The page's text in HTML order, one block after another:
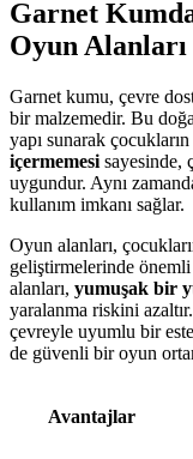
Garnet
Oyun Alanları
Garnet kumu, çevre
bir malzemedir. Bu
yapı sunarak
içermemesi sayesinde,
uygundur. Aynı
kullanım imkanı sağlar.
Oyun alanları,
geliştirmelerinde
alanları, yumuşak bir
yaralanma riskini
çevreyle uyumlu bir
de güvenli bir oyun
Avantajlar